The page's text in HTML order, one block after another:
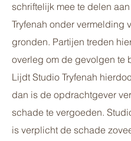
schriftelijk mee te delen
Tryfenah onder vermelding
gronden. Partijen treden
overleg om de gevolgen te
Lijdt Studio Tryfenah
dan is de opdrachtgever
schade te vergoeden.
is verplicht de schade